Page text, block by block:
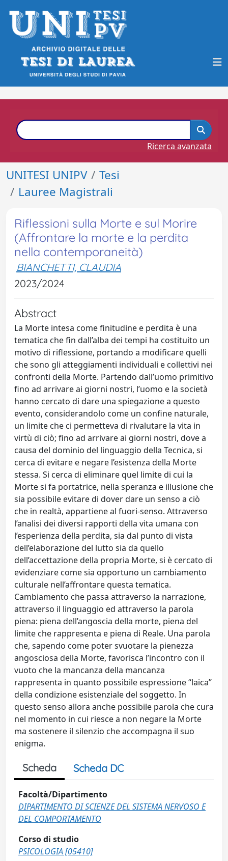
Ricerca avanzata
UNITESI UNIPV
Tesi
Lauree Magistrali
Riflessioni sulla Morte e sul Morire
(Affrontare la morte e la perdita
nella contemporaneità)
BIANCHETTI, CLAUDIA
2023/2024
Abstract
La Morte intesa come finitudine e perdita è una
tematica che fin dall’alba dei tempi ha costituito un
motivo di riflessione, portando a modificare quelli
che sono gli atteggiamenti individuali e collettivi nei
confronti della Morte. Partendo dall’uomo primitivo
fino ad arrivare ai giorni nostri, l’uomo e la società
hanno cercato di dare una spiegazione a questo
evento, considerandolo come un confine naturale,
un limite che ci permetteva di rivalutare la vita in
virtù di ciò; fino ad arrivare ai giorni nostri, dove a
causa del dominio del linguaggio della Tecnica, si
cerca di evitare e negare l’esistenza della Morte
stessa. Si cerca di eliminare quel limite di cui la
Morte si fa portatrice, nella speranza e illusione che
sia possibile evitare di dover dare un senso a ciò
che in realtà, appartiene al fuori-senso. Attraverso
l’analisi dei diversi rapporti della vita umana con
l’esperienza della perdita, sia dal punto di vista
dell’elaborazione del lutto sia da quello
dell’accettazione della propria Morte, si è cercato di
evidenziare come sia opportuno un cambiamento
culturale nell’affrontare questa tematica.
Cambiamento che passa attraverso la narrazione,
attraverso il linguaggio ed attraverso la parola
piena: piena dell’angoscia della morte, piena del
limite che rappresenta e piena di Reale. Una parola
che, sapendo come poter svuotare la pienezza
angosciosa della Morte, favorisca l’incontro con il
vuoto che la mancanza della mancanza
rappresenta in quanto possibile espressione “laica”
della condizione esistenziale del soggetto. In
questo senso allora anche possibile parola che cura
nel momento in cui riesce a non negare la Morte
ma sostenere il silenzio che accompagna il suo
enigma.
Scheda Scheda DC
Facoltà/Dipartimento
DIPARTIMENTO DI SCIENZE DEL SISTEMA NERVOSO E
DEL COMPORTAMENTO
Corso di studio
PSICOLOGIA [05410]